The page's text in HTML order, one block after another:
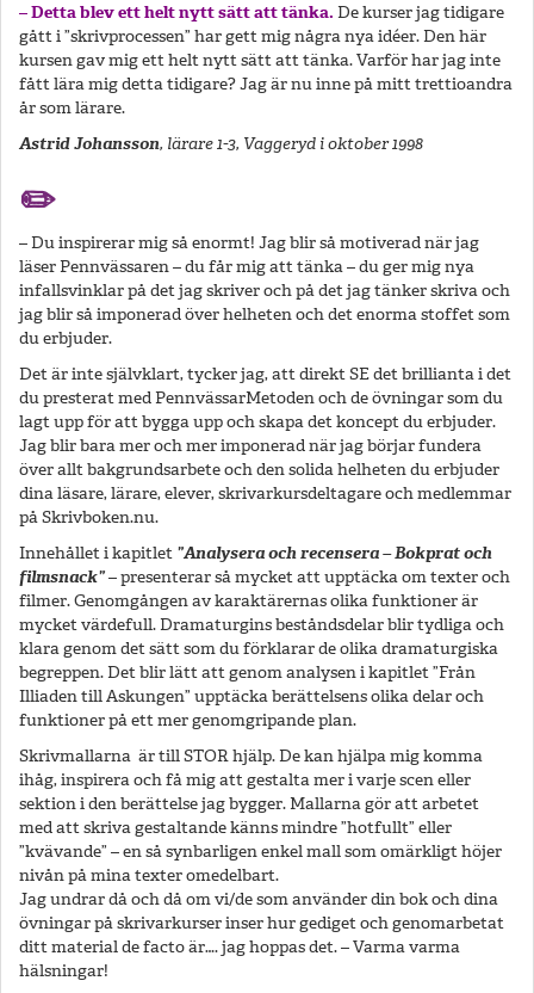
– Detta blev ett helt nytt sätt att tänka. De kurser jag tidigare
gått i ”skrivprocessen” har gett mig några nya idéer. Den här
kursen gav mig ett helt nytt sätt att tänka. Varför har jag inte
fått lära mig detta tidigare? Jag är nu inne på mitt trettioandra
år som lärare.
Astrid Johansson, lärare 1-3, Vaggeryd i oktober 1998
✏️
– Du inspirerar mig så enormt! Jag blir så motiverad när jag
läser Pennvässaren – du får mig att tänka – du ger mig nya
infallsvinklar på det jag skriver och på det jag tänker skriva och
jag blir så imponerad över helheten och det enorma stoffet som
du erbjuder.
Det är inte självklart, tycker jag, att direkt SE det brillianta i det
du presterat med PennvässarMetoden och de övningar som du
lagt upp för att bygga upp och skapa det koncept du erbjuder.
Jag blir bara mer och mer imponerad när jag börjar fundera
över allt bakgrundsarbete och den solida helheten du erbjuder
dina läsare, lärare, elever, skrivarkursdeltagare och medlemmar
på Skrivboken.nu.
Innehållet i kapitlet ”Analysera och recensera – Bokprat och
filmsnack”– presenterar så mycket att upptäcka om texter och
filmer. Genomgången av karaktärernas olika funktioner är
mycket värdefull. Dramaturgins beståndsdelar blir tydliga och
klara genom det sätt som du förklarar de olika dramaturgiska
begreppen. Det blir lätt att genom analysen i kapitlet ”Från
Illiaden till Askungen” upptäcka berättelsens olika delar och
funktioner på ett mer genomgripande plan.
Skrivmallarna är till STOR hjälp. De kan hjälpa mig komma
ihåg, inspirera och få mig att gestalta mer i varje scen eller
sektion i den berättelse jag bygger. Mallarna gör att arbetet
med att skriva gestaltande känns mindre ”hotfullt” eller
”kvävande” – en så synbarligen enkel mall som omärkligt höjer
nivån på mina texter omedelbart.
Jag undrar då och då om vi/de som använder din bok och dina
övningar på skrivarkurser inser hur gediget och genomarbetat
ditt material de facto är…. jag hoppas det. – Varma varma
hälsningar!